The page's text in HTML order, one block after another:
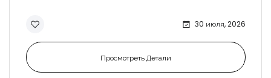
30 июля, 2026
Просмотреть Детали